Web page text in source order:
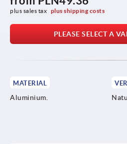
plus sales tax plus shipping costs
PLEASE SELECT A
MATERIAL
Aluminium.